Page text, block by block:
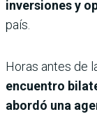
inversiones y
país.
Horas antes de
encuentro
abordó una